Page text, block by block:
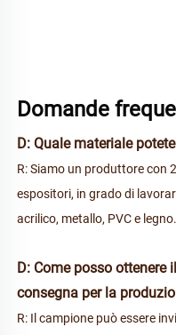
Domande
D: Quale materiale
R: Siamo un produttore con
espositori, in grado di
acrilico, metallo, PVC e legno.
D: Come posso ottenere
consegna per la
R: Il campione può essere